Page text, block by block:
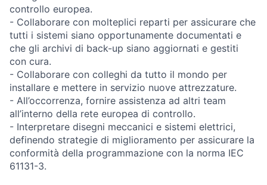
controllo europea.
- Collaborare con molteplici reparti per assicurare che
tutti i sistemi siano opportunamente documentati e
che gli archivi di back-up siano aggiornati e gestiti
con cura.
- Collaborare con colleghi da tutto il mondo per
installare e mettere in servizio nuove attrezzature.
- All’occorrenza, fornire assistenza ad altri team
all’interno della rete europea di controllo.
- Interpretare disegni meccanici e sistemi elettrici,
definendo strategie di miglioramento per assicurare la
conformità della programmazione con la norma IEC
61131-3.